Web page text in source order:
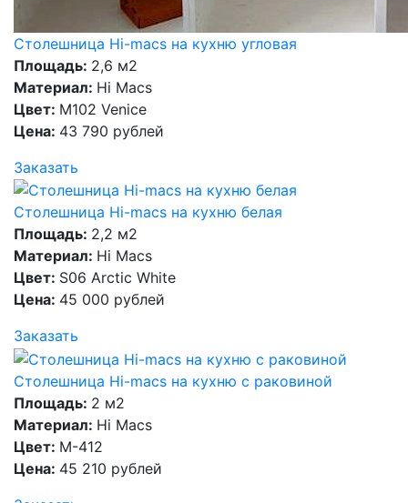
Столешница Hi-macs на кухню угловая
Площадь: 2,6 м2
Материал: Hi Macs
Цвет: M102 Venice
Цена: 43 790 рублей
Заказать
Столешница Hi-macs на кухню белая
Площадь: 2,2 м2
Материал: Hi Macs
Цвет: S06 Arctic White
Цена: 45 000 рублей
Заказать
Столешница Hi-macs на кухню с раковиной
Площадь: 2 м2
Материал: Hi Macs
Цвет: M-412
Цена: 45 210 рублей